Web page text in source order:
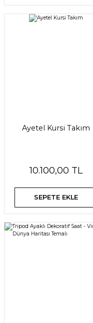
Ayetel Kursi Takım
10.100,00 TL
SEPETE EKLE